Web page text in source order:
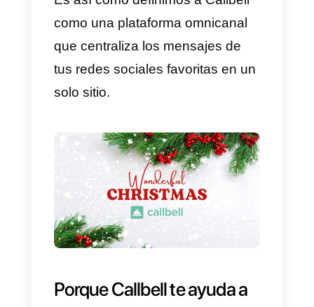
ventas y que tu relación con los
clientes mejorara enormemente.
Que es Callbell?
Callbelles una plataforma de
gestión de mensajes multiagente
y multidispositivo. Esta
herramienta fue pensada para
los mensajes entrantes de